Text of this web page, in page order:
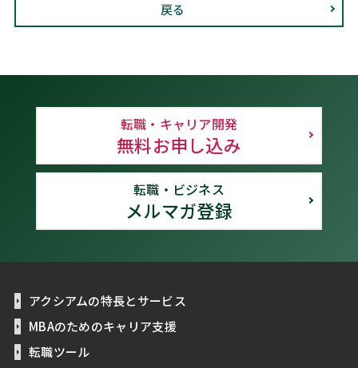
戻る
転職・キャリア開発
無料お申し込み
転職・ビジネス
メルマガ登録
アクシアムの特長とサービス
MBAのためのキャリア支援
転職ツール